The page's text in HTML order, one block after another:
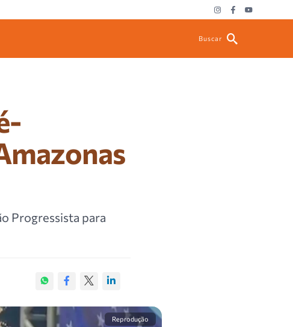
Buscar
Progressista para
Reprodução